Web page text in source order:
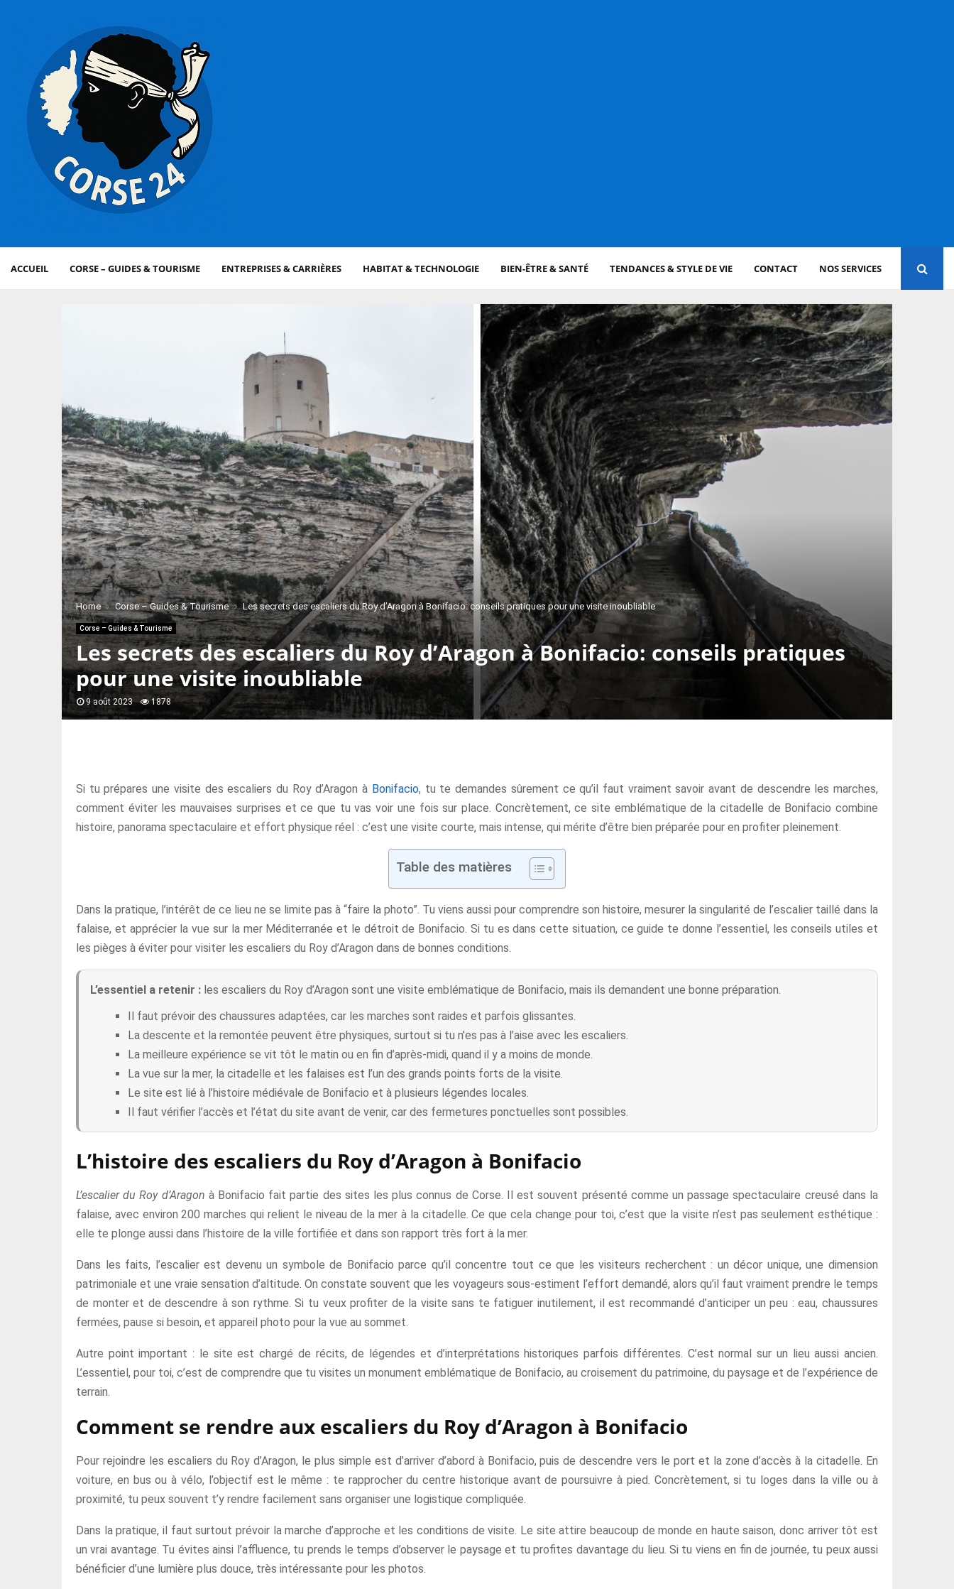
ACCUEIL CORSE – GUIDES & TOURISME ENTREPRISES & CARRIÈRES HABITAT & TECHNOLOGIE BIEN-ÊTRE & SANTÉ TENDANCES & STYLE DE VIE CONTACT NOS SERVICES
Home Corse – Guides & Tourisme Les secrets des escaliers du Roy d’Aragon à Bonifacio: conseils pratiques pour une visite inoubliable
Corse – Guides & Tourisme
Les secrets des escaliers du Roy d’Aragon à Bonifacio: conseils pratiques
pour une visite inoubliable
9 août 2023 1878
Si tu prépares une visite des escaliers du Roy d’Aragon à Bonifacio, tu te demandes sûrement ce qu’il faut vraiment savoir avant de descendre les marches,
comment éviter les mauvaises surprises et ce que tu vas voir une fois sur place. Concrètement, ce site emblématique de la citadelle de Bonifacio combine
histoire, panorama spectaculaire et effort physique réel : c’est une visite courte, mais intense, qui mérite d’être bien préparée pour en profiter pleinement.
Table des matières
Dans la pratique, l’intérêt de ce lieu ne se limite pas à “faire la photo”. Tu viens aussi pour comprendre son histoire, mesurer la singularité de l’escalier taillé dans la
falaise, et apprécier la vue sur la mer Méditerranée et le détroit de Bonifacio. Si tu es dans cette situation, ce guide te donne l’essentiel, les conseils utiles et
les pièges à éviter pour visiter les escaliers du Roy d’Aragon dans de bonnes conditions.
L’essentiel a retenir : les escaliers du Roy d’Aragon sont une visite emblématique de Bonifacio, mais ils demandent une bonne préparation.
Il faut prévoir des chaussures adaptées, car les marches sont raides et parfois glissantes.
La descente et la remontée peuvent être physiques, surtout si tu n’es pas à l’aise avec les escaliers.
La meilleure expérience se vit tôt le matin ou en fin d’après-midi, quand il y a moins de monde.
La vue sur la mer, la citadelle et les falaises est l’un des grands points forts de la visite.
Le site est lié à l’histoire médiévale de Bonifacio et à plusieurs légendes locales.
Il faut vérifier l’accès et l’état du site avant de venir, car des fermetures ponctuelles sont possibles.
L’histoire des escaliers du Roy d’Aragon à Bonifacio
L’escalier du Roy d’Aragon à Bonifacio fait partie des sites les plus connus de Corse. Il est souvent présenté comme un passage spectaculaire creusé dans la
falaise, avec environ 200 marches qui relient le niveau de la mer à la citadelle. Ce que cela change pour toi, c’est que la visite n’est pas seulement esthétique :
elle te plonge aussi dans l’histoire de la ville fortifiée et dans son rapport très fort à la mer.
Dans les faits, l’escalier est devenu un symbole de Bonifacio parce qu’il concentre tout ce que les visiteurs recherchent : un décor unique, une dimension
patrimoniale et une vraie sensation d’altitude. On constate souvent que les voyageurs sous-estiment l’effort demandé, alors qu’il faut vraiment prendre le temps
de monter et de descendre à son rythme. Si tu veux profiter de la visite sans te fatiguer inutilement, il est recommandé d’anticiper un peu : eau, chaussures
fermées, pause si besoin, et appareil photo pour la vue au sommet.
Autre point important : le site est chargé de récits, de légendes et d’interprétations historiques parfois différentes. C’est normal sur un lieu aussi ancien.
L’essentiel, pour toi, c’est de comprendre que tu visites un monument emblématique de Bonifacio, au croisement du patrimoine, du paysage et de l’expérience de
terrain.
Comment se rendre aux escaliers du Roy d’Aragon à Bonifacio
Pour rejoindre les escaliers du Roy d’Aragon, le plus simple est d’arriver d’abord à Bonifacio, puis de descendre vers le port et la zone d’accès à la citadelle. En
voiture, en bus ou à vélo, l’objectif est le même : te rapprocher du centre historique avant de poursuivre à pied. Concrètement, si tu loges dans la ville ou à
proximité, tu peux souvent t’y rendre facilement sans organiser une logistique compliquée.
Dans la pratique, il faut surtout prévoir la marche d’approche et les conditions de visite. Le site attire beaucoup de monde en haute saison, donc arriver tôt est
un vrai avantage. Tu évites ainsi l’affluence, tu prends le temps d’observer le paysage et tu profites davantage du lieu. Si tu viens en fin de journée, tu peux aussi
bénéficier d’une lumière plus douce, très intéressante pour les photos.